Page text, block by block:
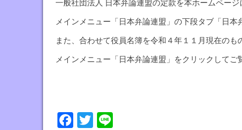
弁
論
連
盟
の
一般社団法人 日本弁論連盟の定款を本ホームページ
メインメニュー「日本弁論連盟」の下段タブ「日本
また、合わせて役員名簿を令和４年１１月現在のも
メインメニュー「日本弁論連盟」をクリックしてご
Fa T